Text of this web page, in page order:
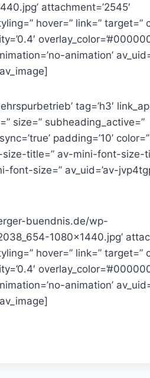
attachment=’2545′
hover=” link=” target=”
animation’
tag=’h3′
size=” subheading_active=”
padding=’10’
title=” av-mini-font-size-
size=” av_uid=’av-
buendnis.de/wp-
1080×1440.jpg’
hover=” link=” target=”
animation’